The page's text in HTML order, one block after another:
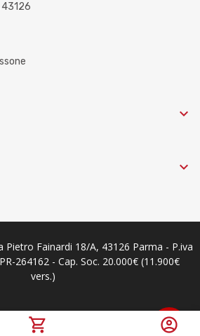


Fainardi 18/A, 43126 Parma - P.iva
264162 - Cap. Soc. 20.000€ (11.900€
vers.)